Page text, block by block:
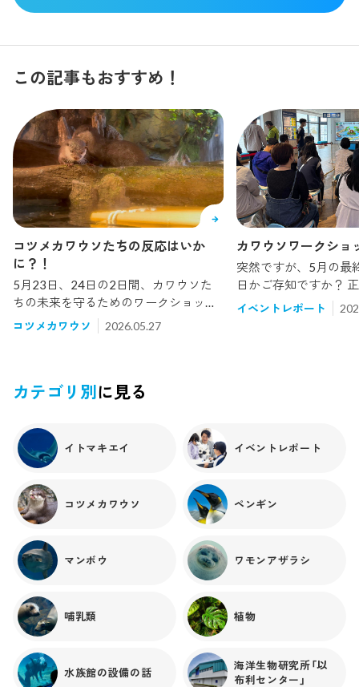
この記事もおすすめ！
コツメカワウソたちの反応はいか
に？！
5月23日、24日の2日間、カワウソた
ちの未来を守るためのワークショップ
イベントを開催しました！⇒ ワークシ
ョップの様子はこちらワークショップ
コツメカワウソ 2026.05.27
カワウソワークショ
突然ですが、5月の最
日かご存知ですか？ 正
ワウソの日（World
みに今年は5月27日
イベントレポート
カテゴリ別に見る
イトマキエイ イベントレポート
コツメカワウソ ペンギン
マンボウ ワモンアザラシ
哺乳類 植物
水族館の設備の話
海洋生物研究所「以
布利センター」